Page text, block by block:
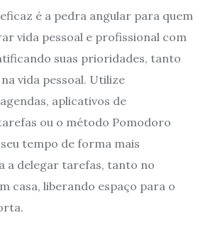
é a pedra angular para quem
vida pessoal e profissional com
suas prioridades, tanto
vida pessoal. Utilize
aplicativos de
ou o método Pomodoro
tempo de forma mais
a delegar tarefas, tanto no
casa, liberando espaço para o